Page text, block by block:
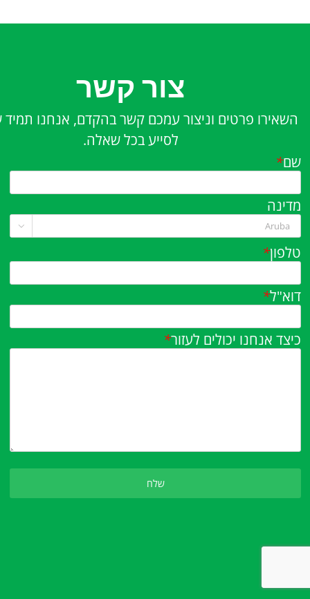
צור קשר
השאירו פרטים וניצור עמכם קשר בהקדם, אנחנו
לסייע בכל שאלה.
דוא"ל*
טלפון*
מדינה

שם*
כיצד אנחנו יכולים לעזור*